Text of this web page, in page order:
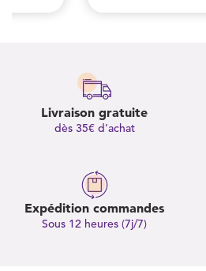
Livraison gratuite
dès 35€ d’achat
Expédition commandes
Sous 12 heures (7j/7)